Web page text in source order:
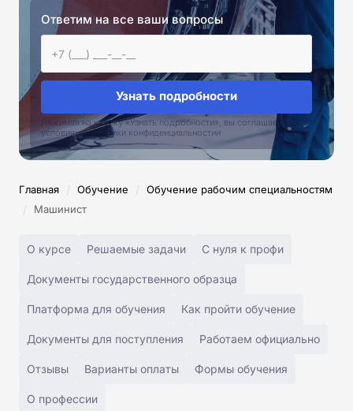
Ответим на все ваши вопросы
Узнать подробности
Нажимая на кнопку «Узнать подробности», вы соглашаетесь с
условиями политики конфиденциальностии
Главная / Обучение / Обучение рабочим специальностям
/ Машинист
О курсе Решаемые задачи С нуля к профи
Документы государственного образца
Платформа для обучения Как пройти обучение
Документы для поступления Работаем официально
Отзывы Варианты оплаты Формы обучения
О профессии